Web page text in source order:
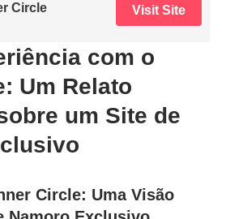
Circle Visit Site
com o
Um Relato
um Site de
Circle: Uma Visão